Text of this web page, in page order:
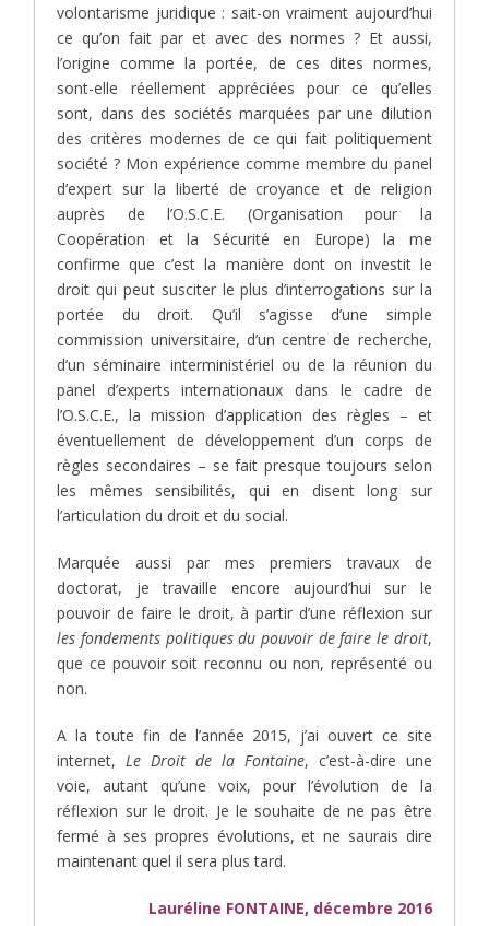
volontarisme juridique : sait-on vraiment aujourd’hui
ce qu’on fait par et avec des normes ? Et aussi,
l’origine comme la portée, de ces dites normes,
sont-elle réellement appréciées pour ce qu’elles
sont, dans des sociétés marquées par une dilution
des critères modernes de ce qui fait politiquement
société ? Mon expérience comme membre du panel
d’expert sur la liberté de croyance et de religion
auprès de l’O.S.C.E. (Organisation pour la
Coopération et la Sécurité en Europe) la me
confirme que c’est la manière dont on investit le
droit qui peut susciter le plus d’interrogations sur la
portée du droit. Qu’il s’agisse d’une simple
commission universitaire, d’un centre de recherche,
d’un séminaire interministériel ou de la réunion du
panel d’experts internationaux dans le cadre de
l’O.S.C.E., la mission d’application des règles – et
éventuellement de développement d’un corps de
règles secondaires – se fait presque toujours selon
les mêmes sensibilités, qui en disent long sur
l’articulation du droit et du social.
Marquée aussi par mes premiers travaux de
doctorat, je travaille encore aujourd’hui sur le
pouvoir de faire le droit, à partir d’une réflexion sur
les fondements politiques du pouvoir de faire le droit,
que ce pouvoir soit reconnu ou non, représenté ou
non.
A la toute fin de l’année 2015, j’ai ouvert ce site
internet,Le Droit de la Fontaine, c’est-à-dire une
voie, autant qu’une voix, pour l’évolution de la
réflexion sur le droit. Je le souhaite de ne pas être
fermé à ses propres évolutions, et ne saurais dire
maintenant quel il sera plus tard.
Lauréline FONTAINE, décembre 2016